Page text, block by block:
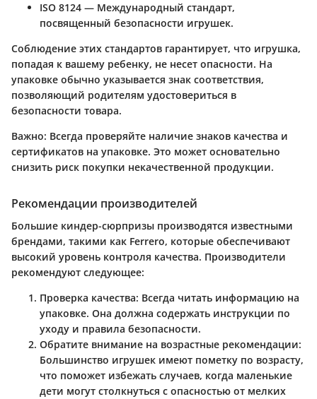
ISO 8124 — Международный стандарт,
посвященный безопасности игрушек.
Соблюдение этих стандартов гарантирует, что игрушка,
попадая к вашему ребенку, не несет опасности. На
упаковке обычно указывается знак соответствия,
позволяющий родителям удостовериться в
безопасности товара.
Важно: Всегда проверяйте наличие знаков качества и
сертификатов на упаковке. Это может основательно
снизить риск покупки некачественной продукции.
Рекомендации производителей
Большие киндер-сюрпризы производятся известными
брендами, такими как Ferrero, которые обеспечивают
высокий уровень контроля качества. Производители
рекомендуют следующее:
Проверка качества: Всегда читать информацию на
упаковке. Она должна содержать инструкции по
уходу и правила безопасности.
Обратите внимание на возрастные рекомендации:
Большинство игрушек имеют пометку по возрасту,
что поможет избежать случаев, когда маленькие
дети могут столкнуться с опасностью от мелких